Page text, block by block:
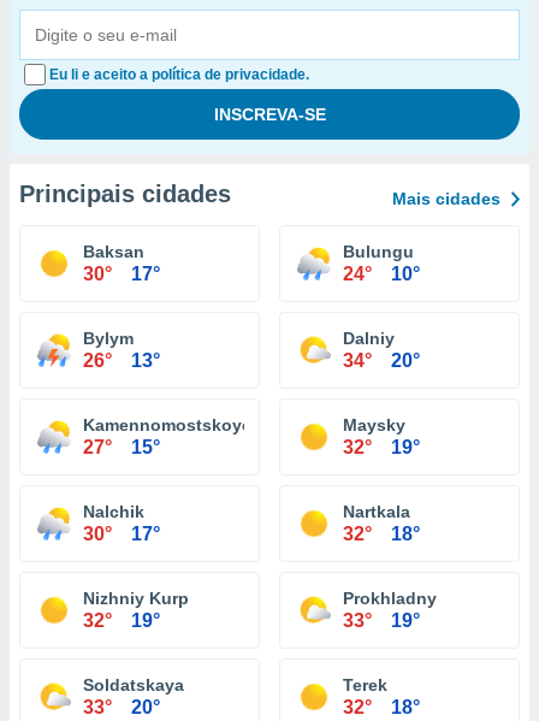
Eu li e aceito a política de privacidade.
Principais cidades Mais cidades
Baksan
30° 17°
Bulungu
24° 10°
Bylym
26° 13°
Dalniy
34° 20°
Kamennomostskoye
27° 15°
Maysky
32° 19°
Nalchik
30° 17°
Nartkala
32° 18°
Nizhniy Kurp
32° 19°
Prokhladny
33° 19°
Soldatskaya
33° 20°
Terek
32° 18°